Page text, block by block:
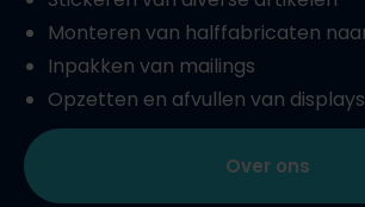
Monteren van halffabricaten
Inpakken van mailings
Opzetten en afvullen van displays
Over ons